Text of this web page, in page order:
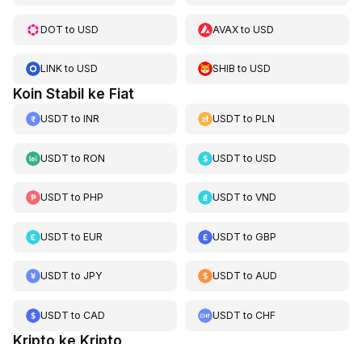
DOT to USD AVAXtoUSD
LINKto USD SHIB toUSD
Koin Stabil ke Fiat
USDT to INR USDT toPLN
USDT to RON USDT toUSD
USDT to PHP USDT toVND
USDT to EUR USDT toGBP
USDT to JPY USDT toAUD
USDT to CAD USDT toCHF
Kripto ke Kripto